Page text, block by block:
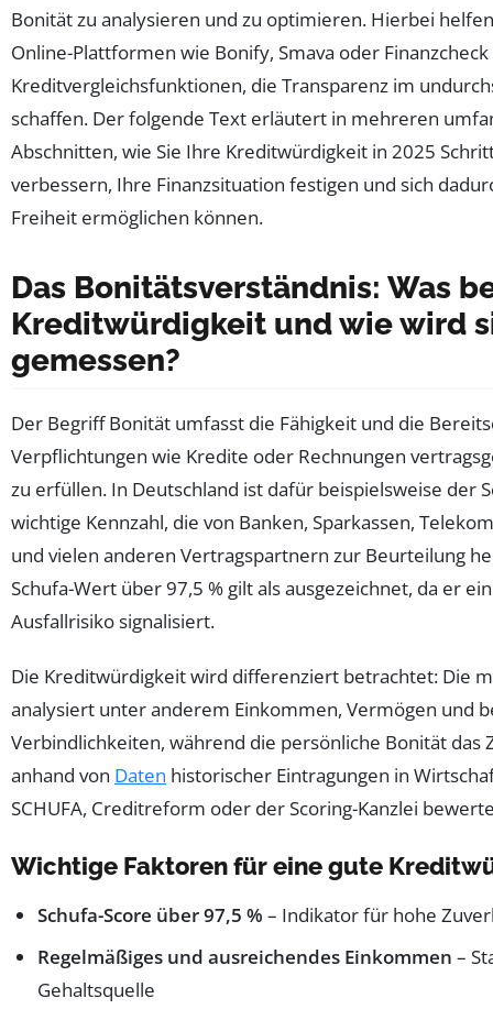
Bonität zu analysieren und zu optimieren. Hierbei
Online-Plattformen wie Bonify, Smava oder
Kreditvergleichsfunktionen, die Transparenz im
schaffen. Der folgende Text erläutert in mehreren
Abschnitten, wie Sie Ihre Kreditwürdigkeit in 2025
verbessern, Ihre Finanzsituation festigen und sich
Freiheit ermöglichen können.
Das Bonitätsverständnis: Was
Kreditwürdigkeit und wie wird
gemessen?
Der Begriff Bonität umfasst die Fähigkeit und die
Verpflichtungen wie Kredite oder Rechnungen
zu erfüllen. In Deutschland ist dafür beispielsweise der
wichtige Kennzahl, die von Banken, Sparkassen,
und vielen anderen Vertragspartnern zur Beurteilung
Schufa-Wert über 97,5 % gilt als ausgezeichnet, da er
Ausfallrisiko signalisiert.
Die Kreditwürdigkeit wird differenziert betrachtet: Die
analysiert unter anderem Einkommen, Vermögen und
Verbindlichkeiten, während die persönliche Bonität das
anhand von Daten historischer Eintragungen in
SCHUFA, Creditreform oder der Scoring-Kanzlei
Wichtige Faktoren für eine gute
Schufa-Score über 97,5 % – Indikator für hohe
Regelmäßiges und ausreichendes Einkommen –
Gehaltsquelle